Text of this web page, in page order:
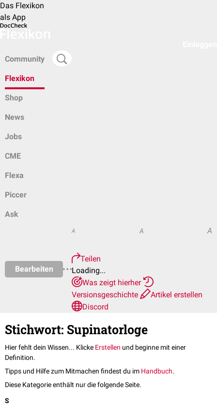
Das Flexikon
als App
Community
Flexikon
Shop
News
Jobs
CME
Flexa
Piccer
Ask
Bearbeiten
A A A
Teilen
Loading...
Was zeigt hierher
Versionsgeschichte
Artikel erstellen
Discord
Stichwort: Supinatorloge
Hier fehlt dein Wissen... Klicke Erstellen und beginne mit einer
Definition.
Tipps und Hilfe zum Mitmachen findest du im Handbuch.
Diese Kategorie enthält nur die folgende Seite.
S